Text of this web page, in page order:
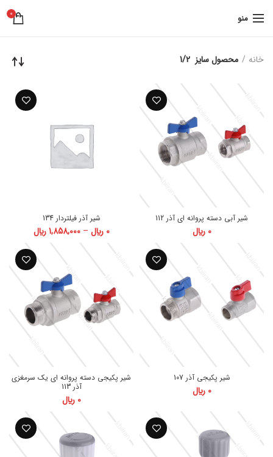
منو 0
خانه محصول سایز 1/2
شیر آبی دسته پروانه ای آذر 112
0 ﷼
شیر آذر فیلتردار 134
0 ﷼ –
1,858,000 ﷼محدوده
0 ﷼
تا
1,858,000 ﷼
شیر پکیجی آذر 107
0 ﷼
شیر پکیجی دسته پروانه ای یک سرمغزی
آذر 113
0 ﷼